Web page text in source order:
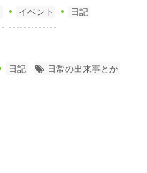
イベント 日記
日記 日常の出来事とか